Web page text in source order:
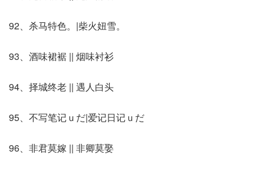
92、杀马特色。|柴火妞雪。
93、酒味裙裾 || 烟味衬衫
94、择城终老 || 遇人白头
95、不写笔记ｕだ|爱记日记ｕだ
96、非君莫嫁 || 非卿莫娶